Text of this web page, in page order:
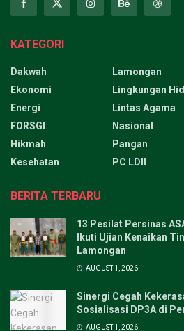
KATEGORI
Dakwah
Ekonomi
Energi
FORSGI
Hikmah
Kesehatan
Lamongan
Lingkungan
Lintas Agama
Nasional
Pangan
PC LDII
BERITA TERBARU
13 Pesilat Persinas
Ikuti Ujian Kenaikan
Lamongan
AUGUST 1, 2026
Sinergi Cegah
Sosialisasi DP3A di
AUGUST 1, 2026